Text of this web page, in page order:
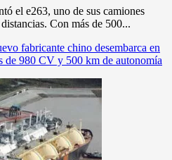
el e263, uno de sus camiones
Con más de 500...
fabricante chino desembarca en
de 980 CV y 500 km de autonomía